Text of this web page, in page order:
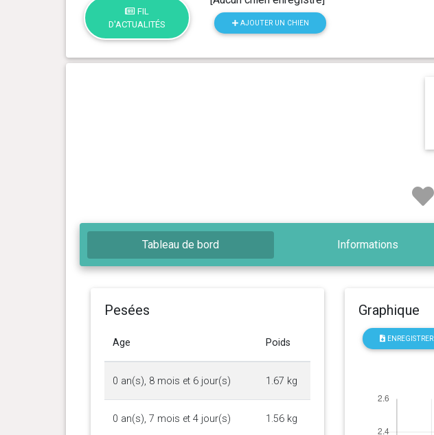
FIL
D'ACTUALITÉS
AJOUTER UN CHIEN
Tableau de bord Informations
Pesées
Age Poids
0 an(s), 8 mois et 6 jour(s) 1.67 kg
0 an(s), 7 mois et 4 jour(s) 1.56 kg
Graphique
ENREGISTRER